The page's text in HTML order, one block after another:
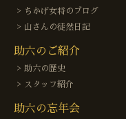
ちかげ女将のブログ
山さんの徒然日記
助六のご紹介
助六の歴史
スタッフ紹介
助六の忘年会